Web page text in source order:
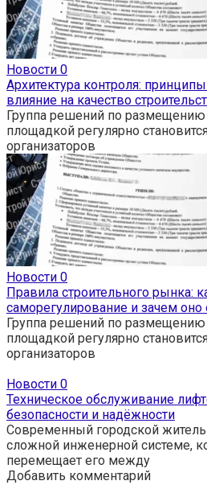
Новости 0
Архитектура контроля:
влияние на качество
Группа решений по
площадкой регулярно
организаторов
Новости 0
Правила строительного рынка:
саморегулирование и зачем оно
Группа решений по
площадкой регулярно
организаторов
Новости 0
Техническое обслуживание
безопасности и надёжности
Современный городской
сложной инженерной системе,
перемещает его между
Добавить комментарий